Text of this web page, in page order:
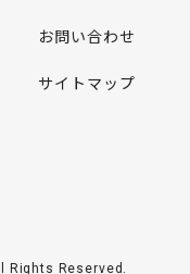
お問い合わせ
サイトマップ
Rights Reserved.